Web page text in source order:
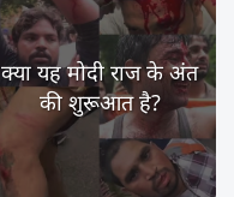
क्या यह मोदी राज के अंत
की शुरूआत है?